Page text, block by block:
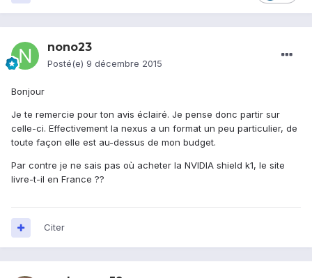
nono23
Posté(e) 9 décembre 2015
Bonjour
Je te remercie pour ton avis éclairé. Je pense donc partir sur
celle-ci. Effectivement la nexus a un format un peu particulier, de
toute façon elle est au-dessus de mon budget.
Par contre je ne sais pas où acheter la NVIDIA shield k1, le site
livre-t-il en France ??
Citer